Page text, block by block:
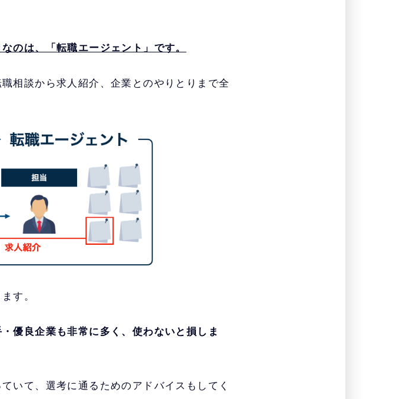
のは、「転職エージェント」です。
相談から求人紹介、企業とのやりとりまで全
す。
優良企業も非常に多く、使わないと損しま
いて、選考に通るためのアドバイスもしてく